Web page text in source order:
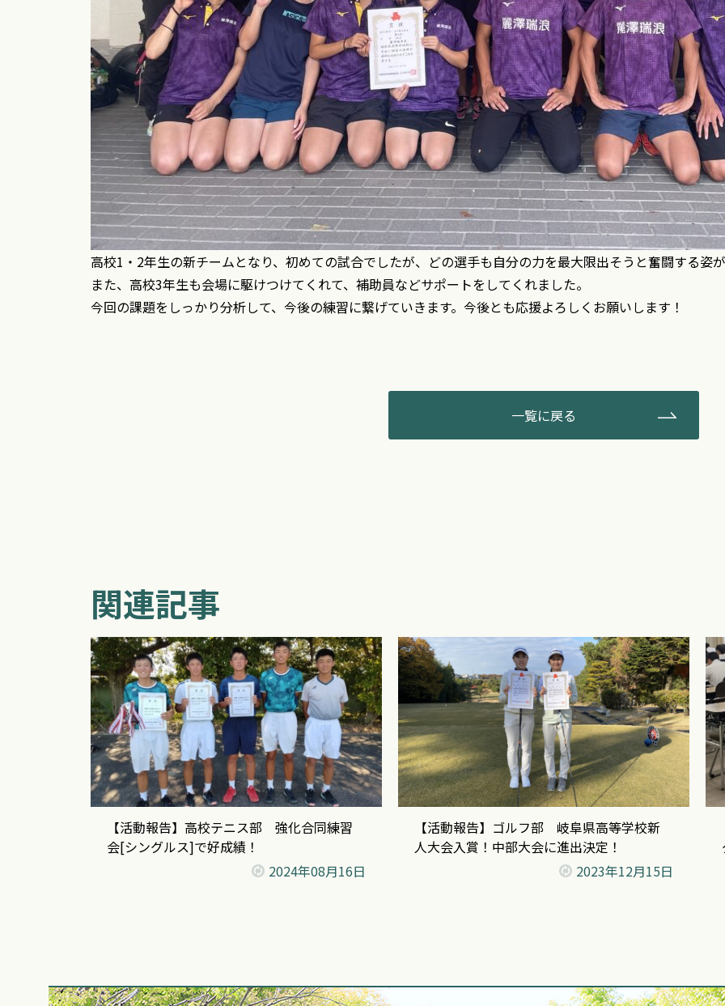
高校1・2年生の新チームとなり、初めての試合でしたが、どの選手も自分の力を最大限出そうと奮闘する姿が
また、高校3年生も会場に駆けつけてくれて、補助員などサポートをしてくれました。
今回の課題をしっかり分析して、今後の練習に繋げていきます。今後とも応援よろしくお願いします！
一覧に戻る
関連記事
【活動報告】高校テニス部 強化合同練習
会[シングルス]で好成績！
2024年08月16日
【活動報告】ゴルフ部 岐阜県高等学校新
人大会入賞！中部大会に進出決定！
2023年12月15日